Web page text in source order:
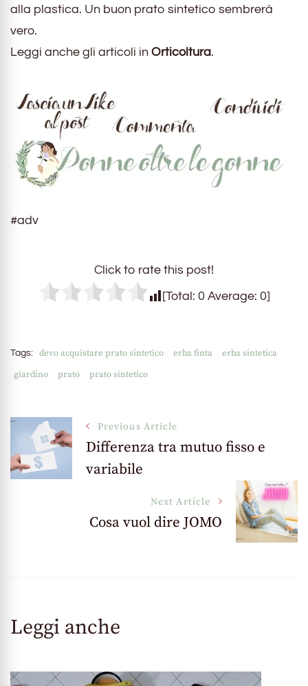
alla plastica. Un buon prato sintetico sembrerà
vero.
Leggi anche gli articoli in Orticoltura.
#adv
Click to rate this post!
[Total: 0 Average: 0]
Tags: devo acquistare prato sintetico erba finta
erba sintetica
giardino
prato prato sintetico
Post
Navigation
Previous Article
Differenza tra mutuo fisso e
variabile
Next Article
Cosa vuol dire JOMO
Leggi anche